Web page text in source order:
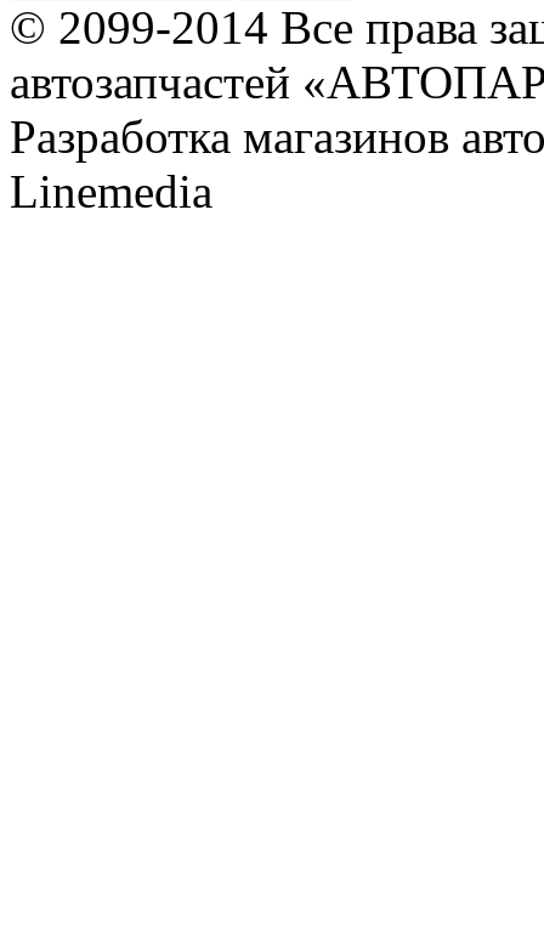
© 2099-2014 Все права
автозапчастей
Разработка магазинов
Linemedia